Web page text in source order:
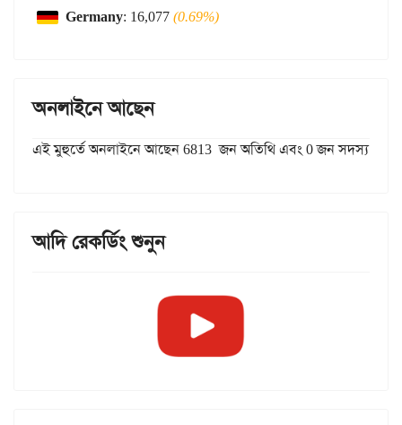
Germany: 16,077(0.69%)
অনলাইনে আছেন
এই মুহুর্তে অনলাইনে আছেন 6813 জন অতিথি এবং 0 জন সদস্য
আদি রেকর্ডিং শুনুন